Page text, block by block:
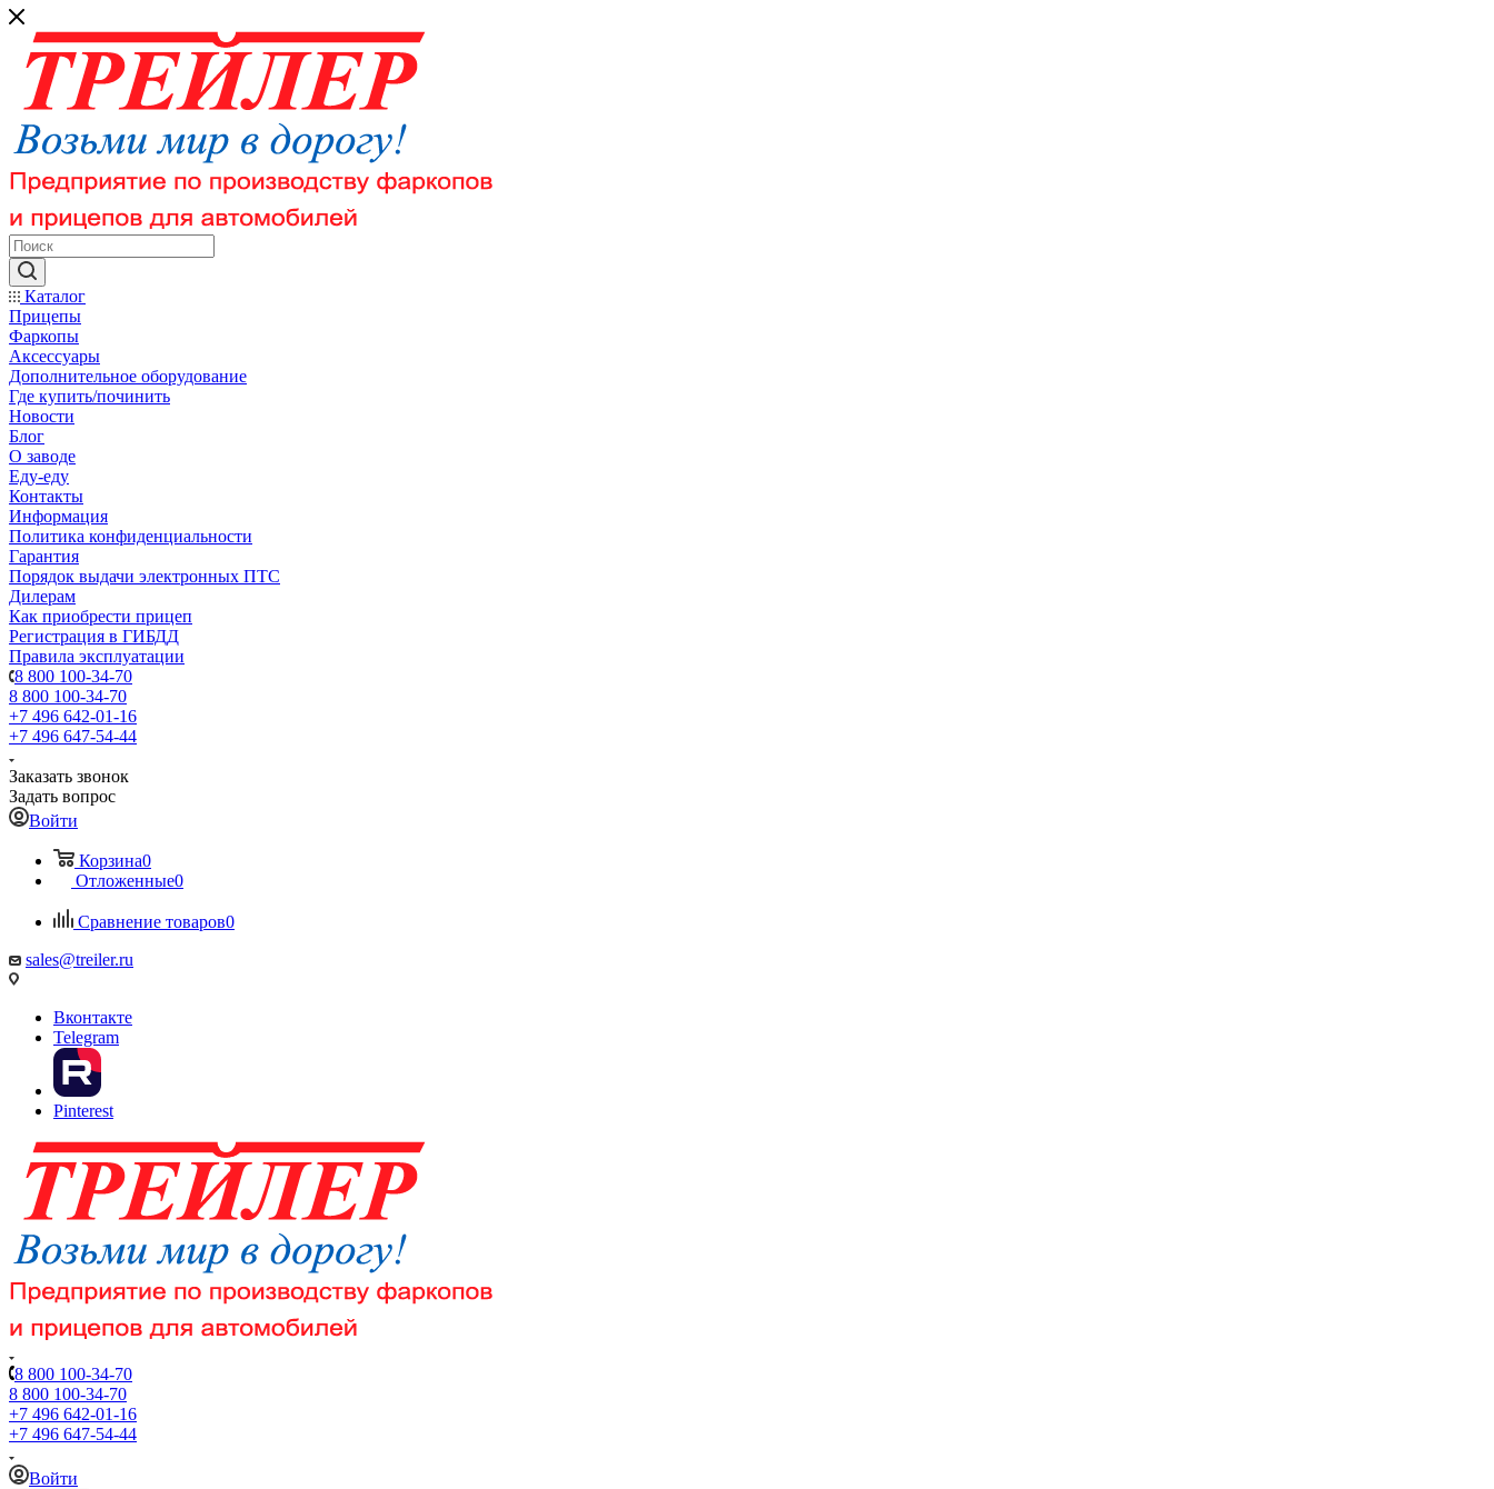
Каталог
Прицепы
Фаркопы
Аксессуары
Дополнительное оборудование
Где купить/починить
Новости
Блог
О заводе
Еду-еду
Контакты
Информация
Политика конфиденциальности
Гарантия
Порядок выдачи электронных ПТС
Дилерам
Как приобрести прицеп
Регистрация в ГИБДД
Правила эксплуатации
8 800 100-34-70
8 800 100-34-70
+7 496 642-01-16
+7 496 647-54-44
Заказать звонок
Задать вопрос
Войти
Корзина0
Отложенные0
Сравнение товаров0
sales@treiler.ru
Вконтакте
Telegram
Pinterest
8 800 100-34-70
8 800 100-34-70
+7 496 642-01-16
+7 496 647-54-44
Войти